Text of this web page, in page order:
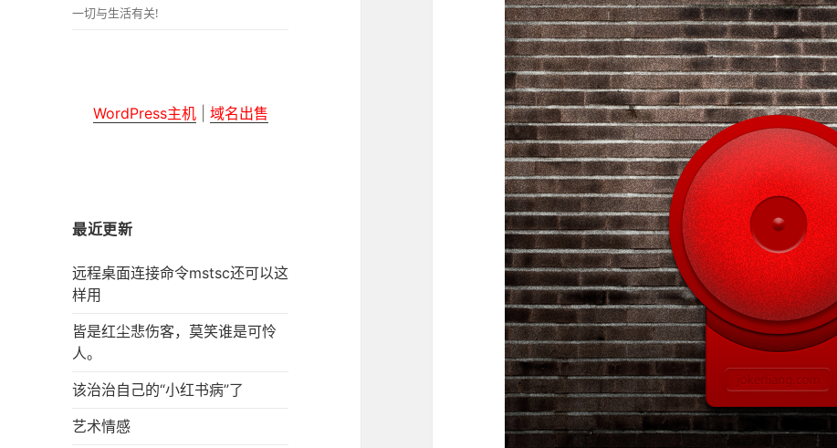
一切与生活有关!
WordPress主机| 域名出售
最近更新
远程桌面连接命令mstsc还可以这
样用
皆是红尘悲伤客，莫笑谁是可怜
人。
该治治自己的“小红书病”了
艺术情感